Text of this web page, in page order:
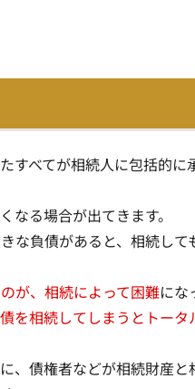
すべてが相続人に包括的
なる場合が出てきます。
な負債があると、相続し
が、相続によって困難にな
を相続してしまうとトー
、 債権者などが相続財産